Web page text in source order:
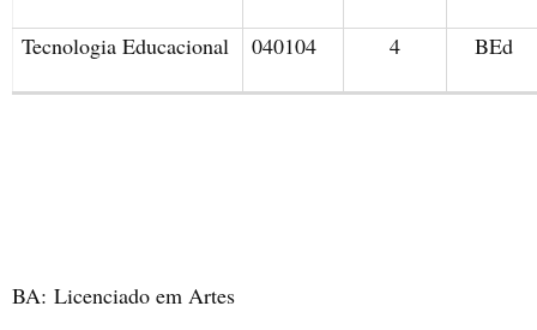
Tecnologia Educacional 040104 4 BEd
BA: Licenciado em Artes